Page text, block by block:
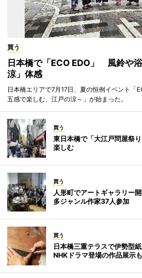
買う
日本橋で「ECO EDO」 風鈴や
涼」体感
日本橋エリアで7月17日、夏の恒例イベント「
五感で楽しむ、江戸の涼～」が始まった。
買う
東日本橋で「大江戸問屋祭
楽しむ
買う
人形町でアートギャラリー
多ジャンル作家37人参加
買う
日本橋三重テラスで伊勢型
NHKドラマ登場の作品展示も